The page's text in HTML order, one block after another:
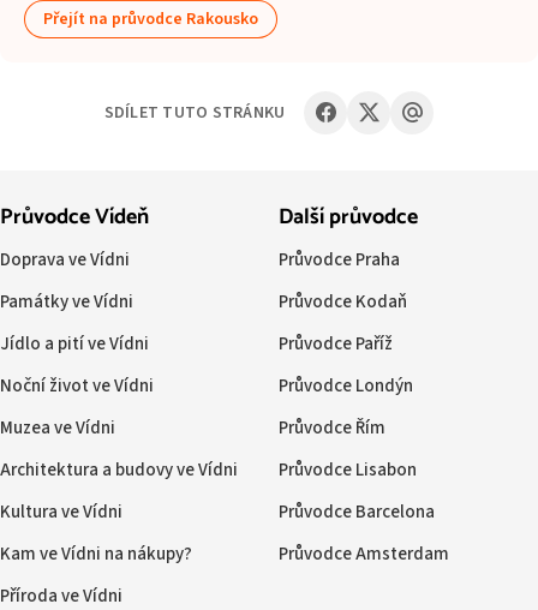
Přejít na průvodce Rakousko
SDÍLET TUTO STRÁNKU
Průvodce Vídeň
Doprava ve Vídni
Památky ve Vídni
Jídlo a pití ve Vídni
Noční život ve Vídni
Muzea ve Vídni
Architektura a budovy ve Vídni
Kultura ve Vídni
Kam ve Vídni na nákupy?
Příroda ve Vídni
Další průvodce
Průvodce Praha
Průvodce Kodaň
Průvodce Paříž
Průvodce Londýn
Průvodce Řím
Průvodce Lisabon
Průvodce Barcelona
Průvodce Amsterdam